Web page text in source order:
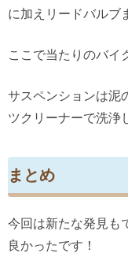
に加えリードバルブ
ここで当たりのバイ
サスペンションは泥
ツクリーナーで洗浄
まとめ
今回は新たな発見も
良かったです！